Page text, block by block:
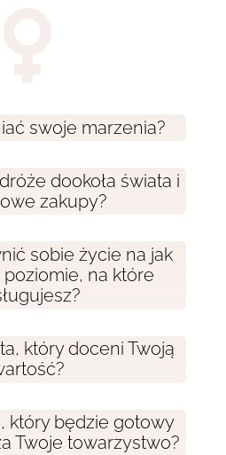
swoje marzenia?
dookoła świata i
zakupy?
sobie życie na jak
na które
który doceni Twoją
który będzie gotowy
Twoje towarzystwo?